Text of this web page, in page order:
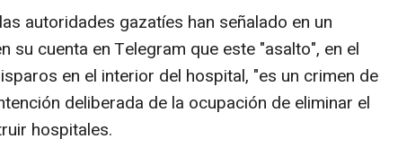
autoridades gazatíes han señalado en un
su cuenta en Telegram que este "asalto", en el
en el interior del hospital, "es un crimen de
deliberada de la ocupación de eliminar el
hospitales.